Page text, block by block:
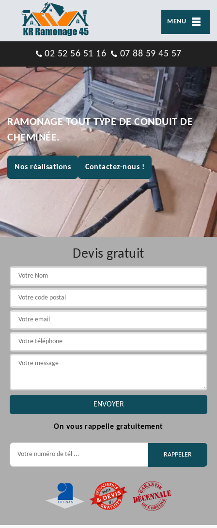
MENU
02 52 56 51 16 07 88 59 45 57
RAMONAGE TOUT TYPE DE CONDUIT DE
CHEMINÉE.
Nos réalisations Contactez-nous !
Devis gratuit
On vous rappelle gratuitement